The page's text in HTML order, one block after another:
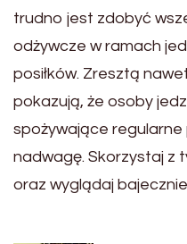
trudno jest zdobyć
odżywcze w ramach
posiłków. Zresztą
pokazują, że osoby
spożywające regularne
nadwagę. Skorzystaj z
oraz wyglądaj